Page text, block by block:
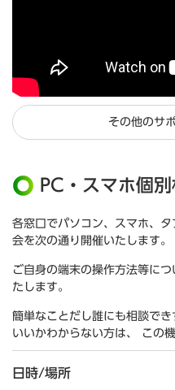
その他のサ
PC・スマホ個
各窓口でパソコン、スマホ、
会を次の通り開催いたします。
ご自身の端末の操作方法等に
たします。
簡単なことだし誰にも相談で
いいかわからない方は、 この
日時/場所